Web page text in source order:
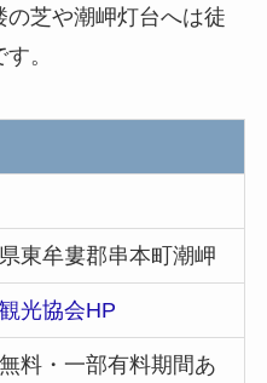
芝や潮岬灯台へは徒
。
東牟婁郡串本町潮岬
光協会HP
料・一部有料期間あ